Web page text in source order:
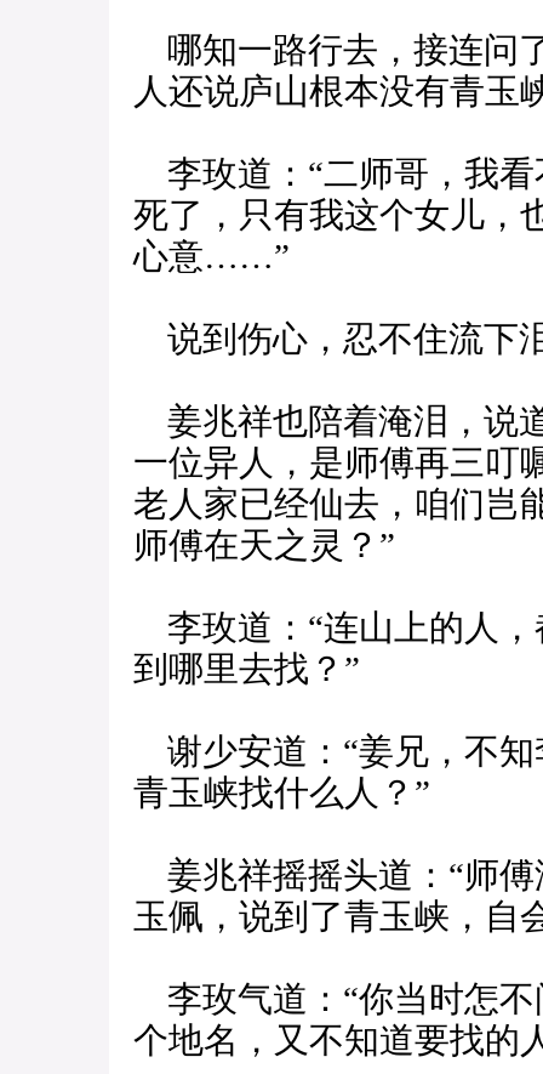
哪知一路行去，接连问
人还说庐山根本没有青玉
李玫道：“二师哥，我
死了，只有我这个女儿，
心意……”
说到伤心，忍不住流下
姜兆祥也陪着淹泪，说
一位异人，是师傅再三叮
老人家已经仙去，咱们岂
师傅在天之灵？”
李玫道：“连山上的人
到哪里去找？”
谢少安道：“姜兄，不
青玉峡找什么人？”
姜兆祥摇摇头道：“师
玉佩，说到了青玉峡，自
李玫气道：“你当时怎
个地名，又不知道要找的